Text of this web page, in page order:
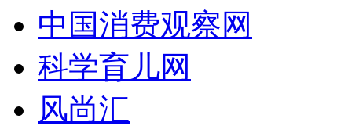
中国消费观察网
科学育儿网
风尚汇